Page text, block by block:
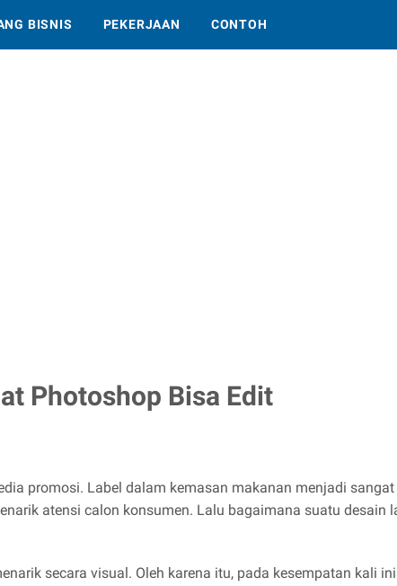
BISNIS PEKERJAAN CONTOH
Photoshop Bisa Edit
promosi. Label dalam kemasan makanan menjadi
atensi calon konsumen. Lalu bagaimana suatu desain
secara visual. Oleh karena itu, pada kesempatan kali